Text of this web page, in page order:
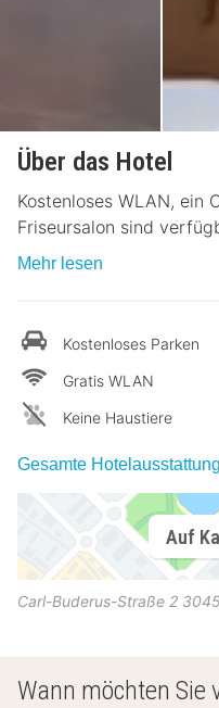
Über das Hotel
Kostenloses WLAN, ein
Friseursalon sind
Mehr lesen
Kostenloses Parken
Gratis WLAN
Keine Haustiere
Gesamte Hotelausstattung
Auf
Carl-Buderus-Straße 2
Wann möchten Sie